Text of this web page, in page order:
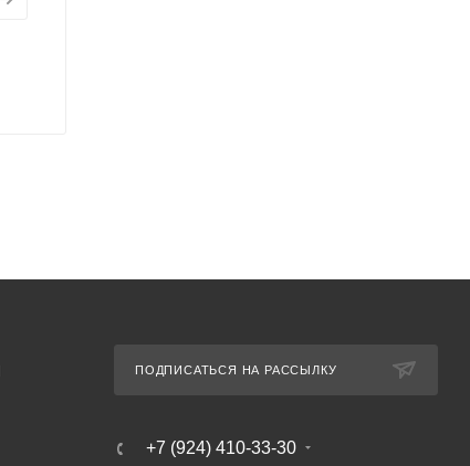
ПОДПИСАТЬСЯ НА РАССЫЛКУ
+7 (924) 410-33-30